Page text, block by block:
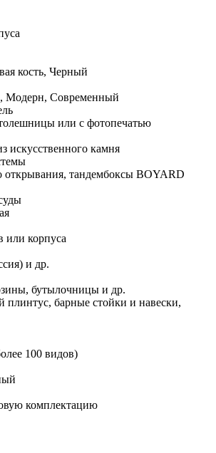
кость, Черный
Модерн, Современный
или с фотопечатью
искусственного камня
тандембоксы BOYARD
или корпуса
и др.
бутылочницы и др.
плинтус, барные стойки и навески,
100 видов)
комплектацию